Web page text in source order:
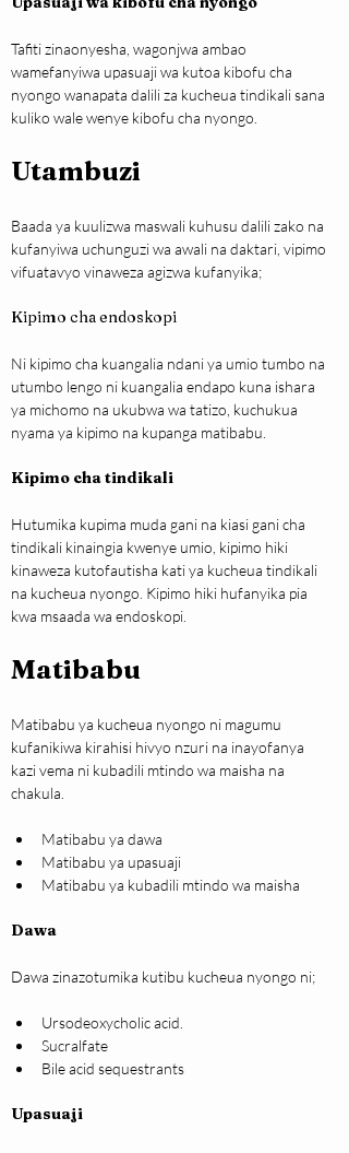
Tafiti zinaonyesha, wagonjwa ambao
wamefanyiwa upasuaji wa kutoa kibofu cha
nyongo wanapata dalili za kucheua tindikali sana
kuliko wale wenye kibofu cha nyongo.
Utambuzi
Baada ya kuulizwa maswali kuhusu dalili zako na
kufanyiwa uchunguzi wa awali na daktari, vipimo
vifuatavyo vinaweza agizwa kufanyika;
Kipimo cha endoskopi
Ni kipimo cha kuangalia ndani ya umio tumbo na
utumbo lengo ni kuangalia endapo kuna ishara
ya michomo na ukubwa wa tatizo, kuchukua
nyama ya kipimo na kupanga matibabu.
Kipimo cha tindikali
Hutumika kupima muda gani na kiasi gani cha
tindikali kinaingia kwenye umio, kipimo hiki
kinaweza kutofautisha kati ya kucheua tindikali
na kucheua nyongo. Kipimo hiki hufanyika pia
kwa msaada wa endoskopi.
Matibabu
Matibabu ya kucheua nyongo ni magumu
kufanikiwa kirahisi hivyo nzuri na inayofanya
kazi vema ni kubadili mtindo wa maisha na
chakula.
Matibabu ya dawa
Matibabu ya upasuaji
Matibabu ya kubadili mtindo wa maisha
Dawa
Dawa zinazotumika kutibu kucheua nyongo ni;
Ursodeoxycholic acid.
Sucralfate
Bile acid sequestrants
Upasuaji